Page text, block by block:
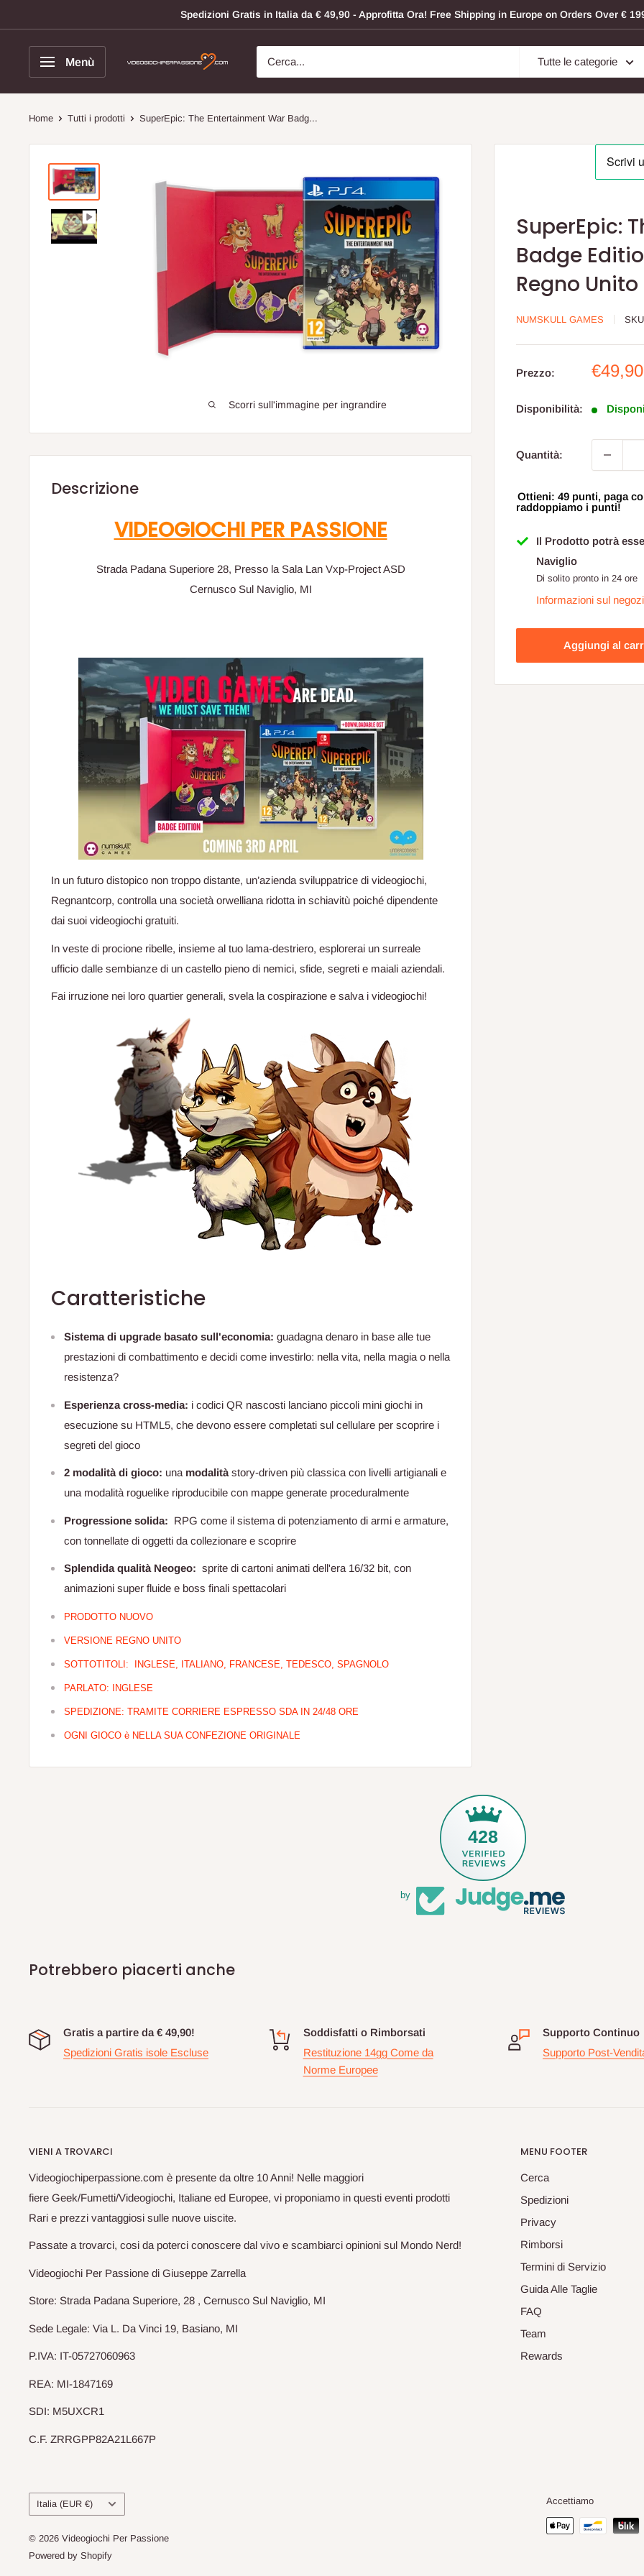
al
contenuto
Spedizioni Gratis in Italia da € 49,90 - Approfitta Ora! Free Shipping in Europe on Orders Over €
Menù
Videogiochi
Tutte le categorie
Home Tutti i prodotti SuperEpic: The Entertainment War Badg...
Scorri sull'immagine per ingrandire
SuperEpic:
Badge
Regno Unito
NUMSKULL GAMES
Prezzo:
Prezzo
€49,90
Disponibilità:
Quantità:
Ottieni: 49 punti, paga
raddoppiamo i punti!
Il Prodotto potrà
Naviglio
Di solito pronto in 24 ore
Informazioni sul
Aggiungi al
Descrizione
VIDEOGIOCHI PER PASSIONE
Strada Padana Superiore 28, Presso la Sala Lan Vxp-Project ASD
Cernusco Sul Naviglio, MI
In un futuro distopico non troppo distante, un’azienda sviluppatrice di videogiochi,
Regnantcorp, controlla una società orwelliana ridotta in schiavitù poiché dipendente
dai suoi videogiochi gratuiti.
In veste di procione ribelle, insieme al tuo lama-destriero, esplorerai un surreale
ufficio dalle sembianze di un castello pieno di nemici, sfide, segreti e maiali aziendali.
Fai irruzione nei loro quartier generali, svela la cospirazione e salva i videogiochi!
Caratteristiche
Sistema di upgrade basato sull'economia: guadagna denaro in base alle tue
prestazioni di combattimento e decidi come investirlo: nella vita, nella magia o nella
resistenza?
Esperienza cross-media: i codici QR nascosti lanciano piccoli mini giochi in
esecuzione su HTML5, che devono essere completati sul cellulare per scoprire i
segreti del gioco
2 modalità di gioco: una modalità story-driven più classica con livelli artigianali e
una modalità roguelike riproducibile con mappe generate proceduralmente
Progressione solida: RPG come il sistema di potenziamento di armi e armature,
con tonnellate di oggetti da collezionare e scoprire
Splendida qualità Neogeo: sprite di cartoni animati dell'era 16/32 bit, con
animazioni super fluide e boss finali spettacolari
PRODOTTO NUOVO
VERSIONE REGNO UNITO
SOTTOTITOLI: INGLESE, ITALIANO, FRANCESE, TEDESCO, SPAGNOLO
PARLATO: INGLESE
SPEDIZIONE: TRAMITE CORRIERE ESPRESSO SDA IN 24/48 ORE
OGNI GIOCO è NELLA SUA CONFEZIONE ORIGINALE
428
by
Potrebbero piacerti anche
Gratis a partire da € 49,90!
Spedizioni Gratis isole Escluse
Soddisfatti o Rimborsati
Restituzione 14gg Come da
Norme Europee
Supporto Continuo
Supporto Post-
VIENI A TROVARCI
Videogiochiperpassione.com è presente da oltre 10 Anni! Nelle maggiori
fiere Geek/Fumetti/Videogiochi, Italiane ed Europee, vi proponiamo in questi eventi prodotti
Rari e prezzi vantaggiosi sulle nuove uiscite.
Passate a trovarci, cosi da poterci conoscere dal vivo e scambiarci opinioni sul Mondo Nerd!
Videogiochi Per Passione di Giuseppe Zarrella
Store: Strada Padana Superiore, 28 , Cernusco Sul Naviglio, MI
Sede Legale: Via L. Da Vinci 19, Basiano, MI
P.IVA: IT-05727060963
REA: MI-1847169
SDI: M5UXCR1
C.F. ZRRGPP82A21L667P
MENU FOOTER
Cerca
Spedizioni
Privacy
Rimborsi
Termini di Servizio
Guida Alle Taglie
FAQ
Team
Rewards
Paese
Italia (EUR €)
© 2026 Videogiochi Per Passione
Powered by Shopify
Accettiamo